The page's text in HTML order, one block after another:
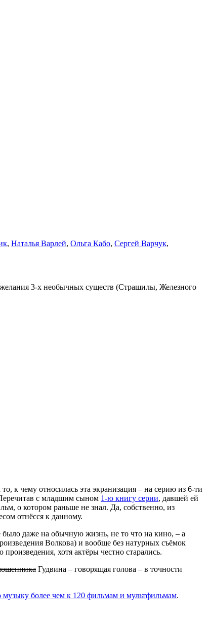
, Наталья Варлей, Ольга Кабо, Сергей Варчук,
3-х необычных существ (Страшилы, Железного
к чему относилась эта экранизация – на серию из 6-ти
с младшим сыном 1-ю книгу серии, давшей ей
о котором раньше не знал. Да, собственно, из
отнёсся к данному.
было даже на обычную жизнь, не то что на кино, – а
Волкова) и вообще без натурных съёмок
хотя актёры честно старались.
Гудвина – говорящая голова – в точности
более чем к 120 фильмам и мультфильмам.